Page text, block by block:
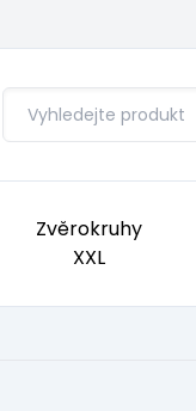
Zvěrokruhy
XXL